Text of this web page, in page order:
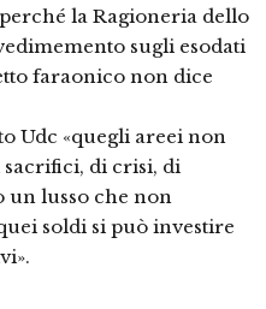
la Ragioneria dello
sugli esodati
faraonico non dice
Udc «quegli areei non
sacrifici, di crisi, di
un lusso che non
soldi si può investire